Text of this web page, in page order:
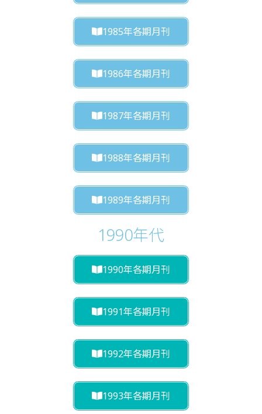
1985年各期月刊
1986年各期月刊
1987年各期月刊
1988年各期月刊
1989年各期月刊
1990年代
1990年各期月刊
1991年各期月刊
1992年各期月刊
1993年各期月刊